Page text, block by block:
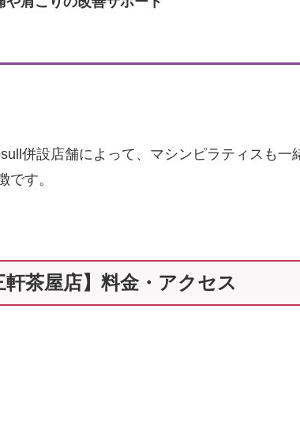
併設店舗によって、マシンピラティスも一
です。
軒茶屋店】料金・アクセス